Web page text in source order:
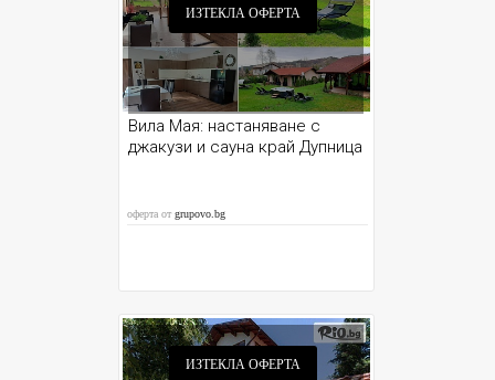
ИЗТЕКЛА ОФЕРТА
Вила Мая: настаняване с
джакузи и сауна край Дупница
оферта отgrupovo.bg
ИЗТЕКЛА ОФЕРТА